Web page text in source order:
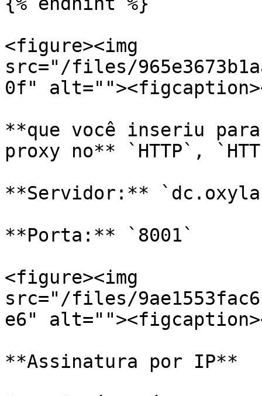
<figure><img
src="/files/
0f"
**que você inseriu
proxy no** `HTTP`,
**Servidor:**
**Porta:** `8001`
<figure><img
src="/files/
e6"
**Assinatura por IP**